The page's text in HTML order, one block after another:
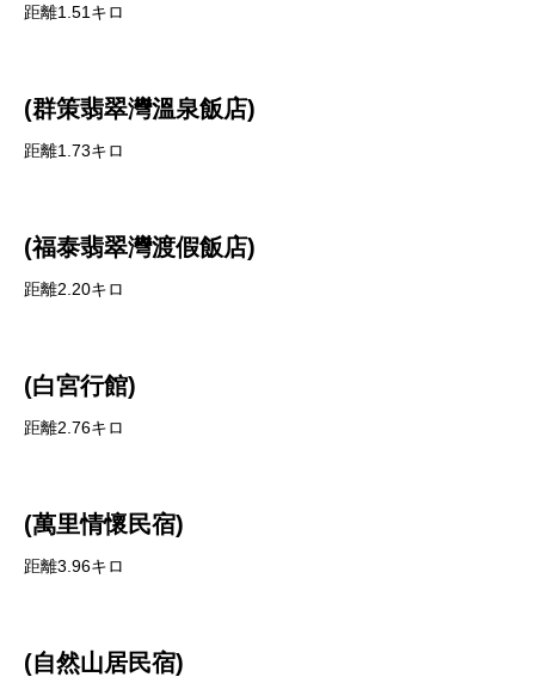
距離1.51キロ
(群策翡翠灣溫泉飯店)
距離1.73キロ
(福泰翡翠灣渡假飯店)
距離2.20キロ
(白宮行館)
距離2.76キロ
(萬里情懷民宿)
距離3.96キロ
(自然山居民宿)